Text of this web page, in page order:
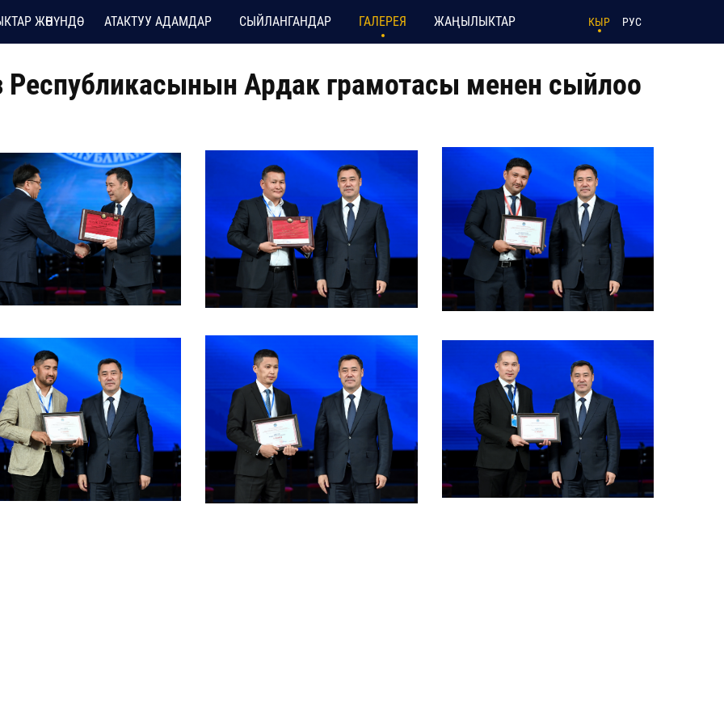
ЖӨНҮНДӨ АТАКТУУ АДАМДАР СЫЙЛАНГАНДАР ГАЛЕРЕЯ ЖАҢЫЛЫКТАР КЫР РУС
Ардак грамотасы менен сыйлоо